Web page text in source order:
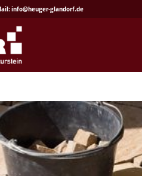
info@heuger-glandorf.de